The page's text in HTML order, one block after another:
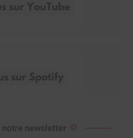
notre newsletter